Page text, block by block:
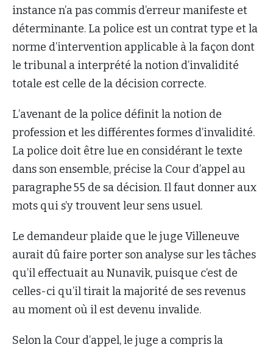
instance n’a pas commis d’erreur manifeste et
déterminante. La police est un contrat type et la
norme d’intervention applicable à la façon dont
le tribunal a interprété la notion d’invalidité
totale est celle de la décision correcte.
L’avenant de la police définit la notion de
profession et les différentes formes d’invalidité.
La police doit être lue en considérant le texte
dans son ensemble, précise la Cour d’appel au
paragraphe 55 de sa décision. Il faut donner aux
mots qui s’y trouvent leur sens usuel.
Le demandeur plaide que le juge Villeneuve
aurait dû faire porter son analyse sur les tâches
qu’il effectuait au Nunavik, puisque c’est de
celles-ci qu’il tirait la majorité de ses revenus
au moment où il est devenu invalide.
Selon la Cour d’appel, le juge a compris la